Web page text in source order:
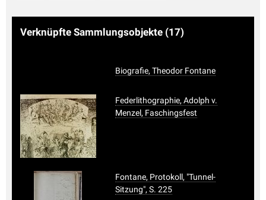
Verknüpfte Sammlungsobjekte (17)
Biografie, Theodor Fontane
Federlithographie, Adolph v.
Menzel, Faschingsfest
Fontane, Protokoll, "Tunnel-
Sitzung", S. 225